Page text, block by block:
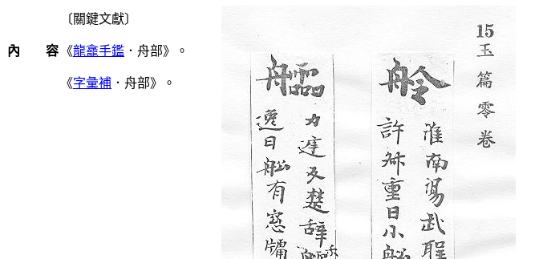
內 容
〔關鍵文獻〕
《龍龕手鑑 ．舟部》。
《字彙補 ．舟部》。